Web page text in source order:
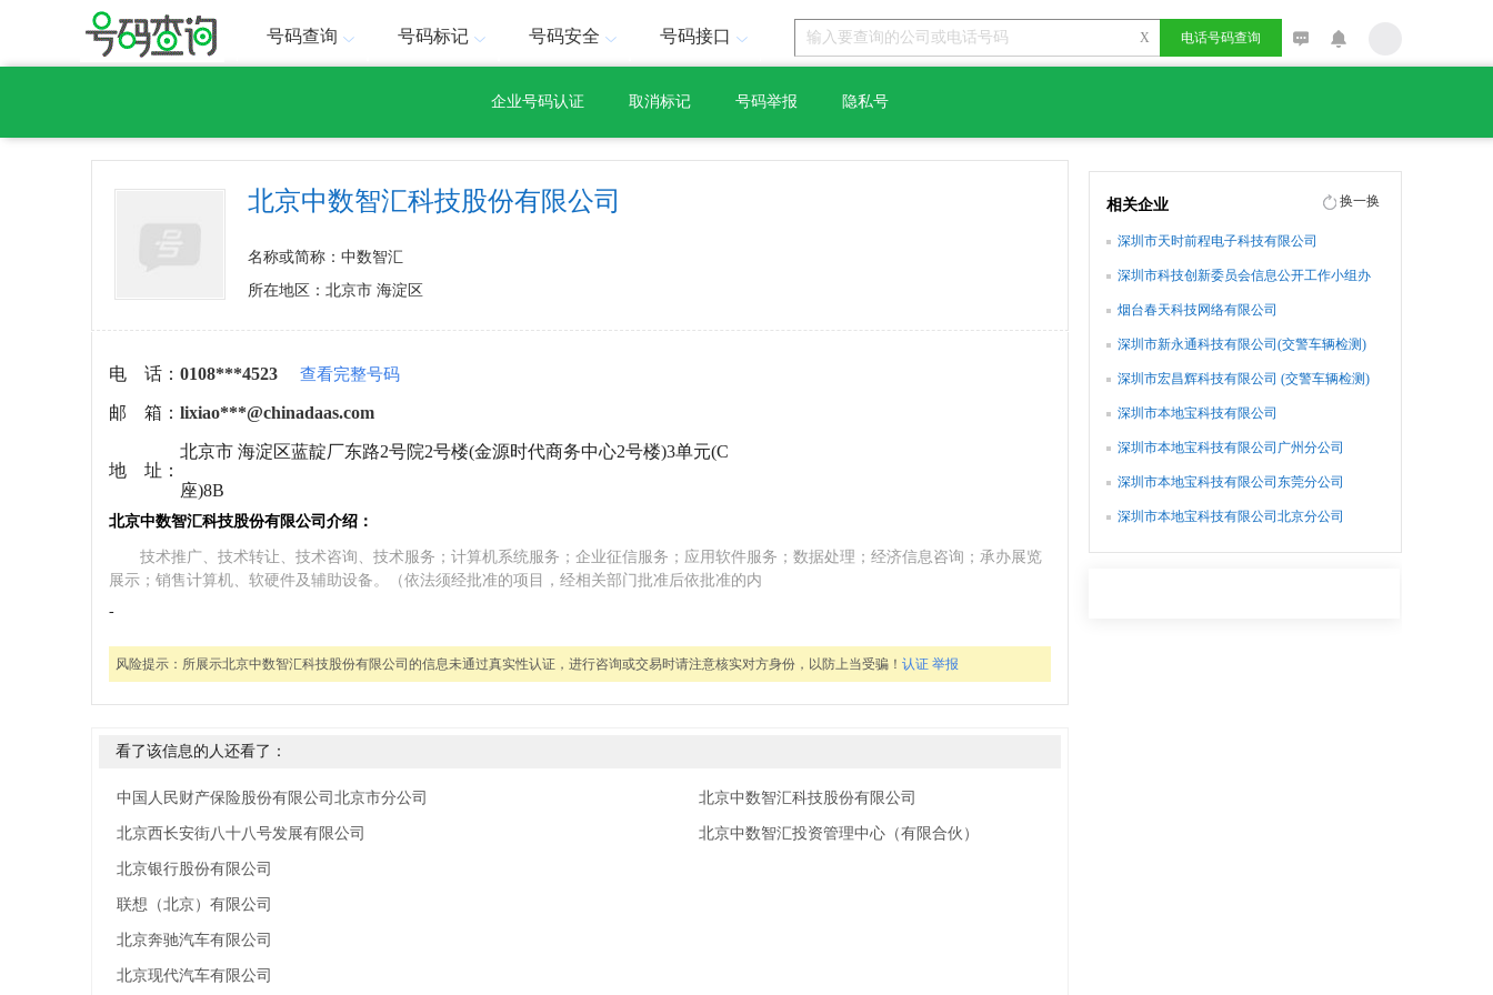
号码查询 号码标记 号码安全 号码接口 X 电话号码查询
企业号码认证 取消标记 号码举报 隐私号
北京中数智汇科技股份有限公司
名称或简称：中数智汇
所在地区：北京市 海淀区
电 话： 0108***4523 查看完整号码
邮 箱： lixiao***@chinadaas.com
地 址：
北京市 海淀区蓝靛厂东路2号院2号楼(金源时代商务中心2号楼)3单元(C
座)8B
北京中数智汇科技股份有限公司介绍：
技术推广、技术转让、技术咨询、技术服务；计算机系统服务；企业征信服务；应用软件服务；数据处理；经济信息咨询；承办展览
展示；销售计算机、软硬件及辅助设备。（依法须经批准的项目，经相关部门批准后依批准的内
-
风险提示： 所展示北京中数智汇科技股份有限公司的信息未通过真实性认证，进行咨询或交易时请注意核实对方身份，以防上当受骗！ 认证 举报
看了该信息的人还看了：
中国人民财产保险股份有限公司北京市分公司
北京西长安街八十八号发展有限公司
北京银行股份有限公司
联想（北京）有限公司
北京奔驰汽车有限公司
北京现代汽车有限公司
北京中数智汇科技股份有限公司
北京中数智汇投资管理中心（有限合伙）
相关企业 换一换
深圳市天时前程电子科技有限公司
深圳市科技创新委员会信息公开工作小组办
烟台春天科技网络有限公司
深圳市新永通科技有限公司(交警车辆检测)
深圳市宏昌辉科技有限公司 (交警车辆检测)
深圳市本地宝科技有限公司
深圳市本地宝科技有限公司广州分公司
深圳市本地宝科技有限公司东莞分公司
深圳市本地宝科技有限公司北京分公司